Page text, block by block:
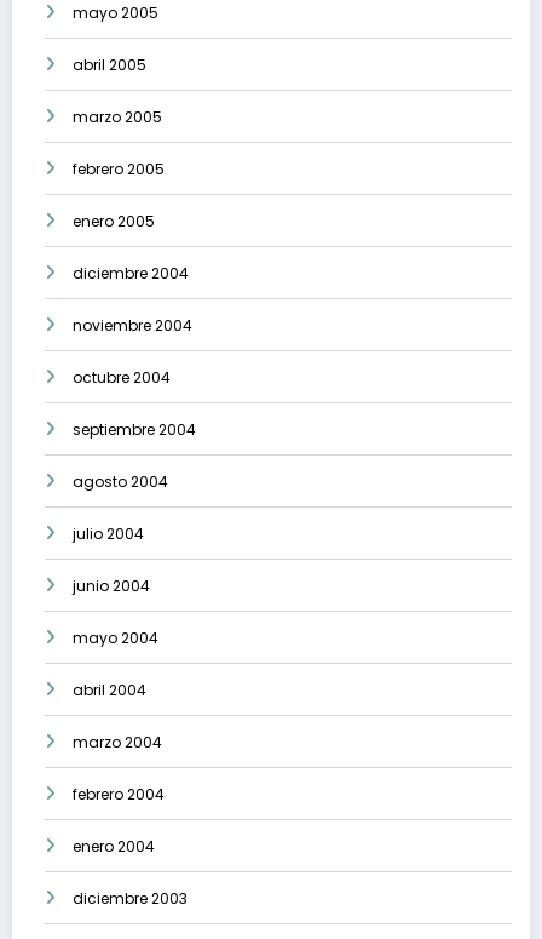
mayo 2005
abril 2005
marzo 2005
febrero 2005
enero 2005
diciembre 2004
noviembre 2004
octubre 2004
septiembre 2004
agosto 2004
julio 2004
junio 2004
mayo 2004
abril 2004
marzo 2004
febrero 2004
enero 2004
diciembre 2003